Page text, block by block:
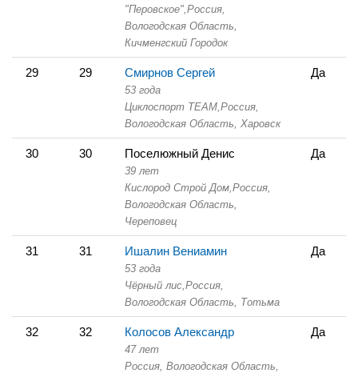
"Перовское", Россия,
Вологодская Область,
Кичменгский Городок
29 29 Смирнов Сергей
53 года
Циклоспорт TEAM, Россия,
Вологодская Область,
Харовск
Да
30 30 Поселюжный Денис
39 лет
Кислород Строй Дом, Россия,
Вологодская Область,
Череповец
Да
31 31 Ишалин Вениамин
53 года
Чёрный лис, Россия,
Вологодская Область,
Тотьма
Да
32 32 Колосов Александр
47 лет
Россия, Вологодская Область,
Да